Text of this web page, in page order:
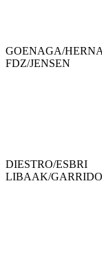
GOENAGA/
FDZ/JENSEN
DIESTRO/ESBRI
LIBAAK/GARRIDO